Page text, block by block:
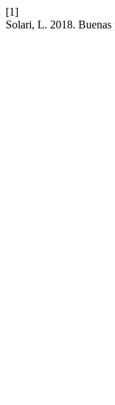
[1]
Solari, L. 2018. Buenas